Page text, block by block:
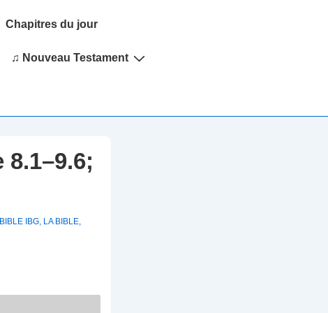
Chapitres du jour
♫ Nouveau Testament
8.1–9.6;
IBG, LA BIBLE,